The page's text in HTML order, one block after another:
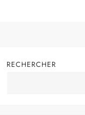
RECHERCHER